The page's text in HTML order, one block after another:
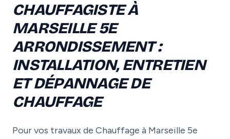
CHAUFFAGISTE À
MARSEILLE 5E
ARRONDISSEMENT :
INSTALLATION, ENTRETIEN
ET DÉPANNAGE DE
CHAUFFAGE
Pour vos travaux de Chauffage à Marseille 5e